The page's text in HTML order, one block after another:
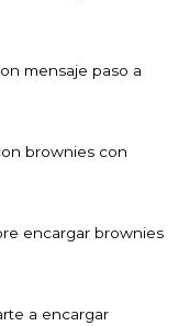
mensaje paso a
brownies con
encargar brownies
a encargar